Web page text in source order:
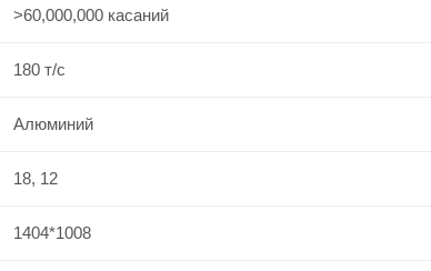
>60,000,000 касаний
180 т/с
Алюминий
18, 12
1404*1008